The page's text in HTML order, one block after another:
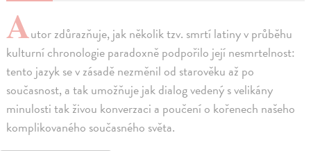
Autor zdůrazňuje, jak několik tzv. smrtí latiny v průběhu
kulturní chronologie paradoxně podpořilo její nesmrtelnost:
tento jazyk se v zásadě nezměnil od starověku až po
současnost, a tak umožňuje jak dialog vedený s velikány
minulosti tak živou konverzaci a poučení o kořenech našeho
komplikovaného současného světa.